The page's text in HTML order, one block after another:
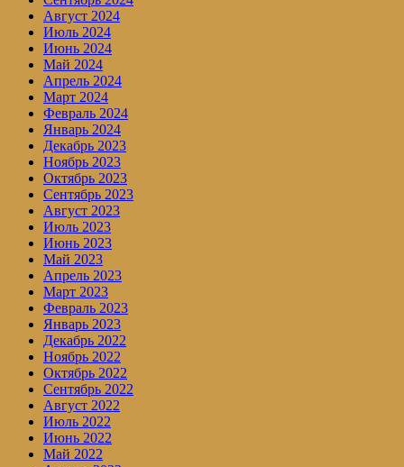
Август 2024
Июль 2024
Июнь 2024
Май 2024
Апрель 2024
Март 2024
Февраль 2024
Январь 2024
Декабрь 2023
Ноябрь 2023
Октябрь 2023
Сентябрь 2023
Август 2023
Июль 2023
Июнь 2023
Май 2023
Апрель 2023
Март 2023
Февраль 2023
Январь 2023
Декабрь 2022
Ноябрь 2022
Октябрь 2022
Сентябрь 2022
Август 2022
Июль 2022
Июнь 2022
Май 2022